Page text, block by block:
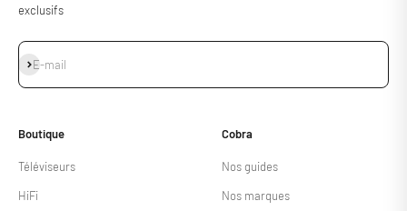
exclusifs
E-mail
S'inscrire
Boutique
Téléviseurs
HiFi
Cobra
Nos guides
Nos marques